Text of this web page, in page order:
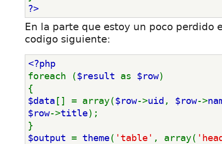
?>
En la parte que estoy un poco perdido
codigo siguiente:
<?php
foreach ($result as $row)
{
$data [] = array($row->uid , $row->
$row->title);
}
$output = theme( 'table' , array(